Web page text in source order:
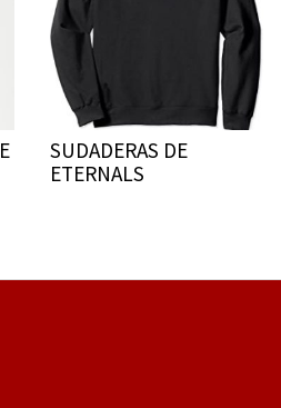
SUDADERAS DE
ETERNALS